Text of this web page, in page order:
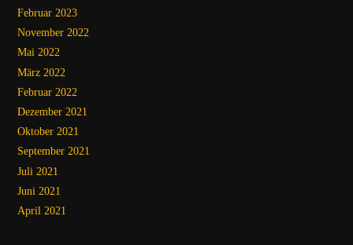
Februar 2023
November 2022
Mai 2022
März 2022
Februar 2022
Dezember 2021
Oktober 2021
September 2021
Juli 2021
Juni 2021
April 2021